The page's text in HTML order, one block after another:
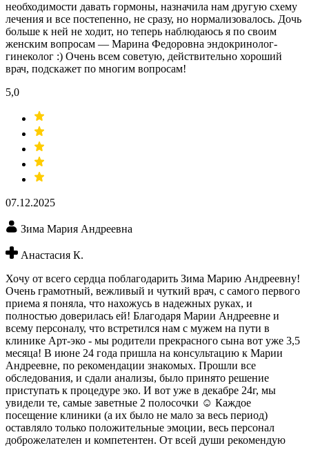
необходимости давать гормоны, назначила нам другую схему
лечения и все постепенно, не сразу, но нормализовалось. Дочь
больше к ней не ходит, но теперь наблюдаюсь я по своим
женским вопросам — Марина Федоровна эндокринолог-
гинеколог :) Очень всем советую, действительно хороший
врач, подскажет по многим вопросам!
5,0
07.12.2025
Зима Мария Андреевна
Анастасия К.
Хочу от всего сердца поблагодарить Зима Марию Андреевну!
Очень грамотный, вежливый и чуткий врач, с самого первого
приема я поняла, что нахожусь в надежных руках, и
полностью доверилась ей! Благодаря Марии Андреевне и
всему персоналу, что встретился нам с мужем на пути в
клинике Арт-эко - мы родители прекрасного сына вот уже 3,5
месяца! В июне 24 года пришла на консультацию к Марии
Андреевне, по рекомендации знакомых. Прошли все
обследования, и сдали анализы, было принято решение
приступать к процедуре эко. И вот уже в декабре 24г, мы
увидели те, самые заветные 2 полосочки ☺️ Каждое
посещение клиники (а их было не мало за весь период)
оставляло только положительные эмоции, весь персонал
доброжелателен и компетентен. От всей души рекомендую